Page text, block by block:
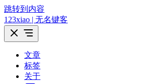
跳转到内容
123xiao | 无名键客
文章
标签
关于